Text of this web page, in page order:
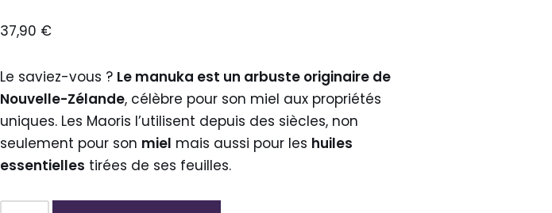
37,90 €
Le saviez-vous ? Le manuka est un arbuste originaire de
Nouvelle-Zélande, célèbre pour son miel aux propriétés
uniques. Les Maoris l’utilisent depuis des siècles, non
seulement pour son miel mais aussi pour les huiles
essentielles tirées de ses feuilles.